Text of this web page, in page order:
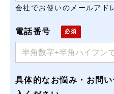
会社でお使いのメールアド
電話番号
具体的なお悩み・お問